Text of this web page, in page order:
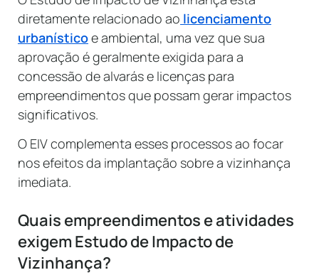
diretamente relacionado ao licenciamento
urbanísticoe ambiental, uma vez que sua
aprovação é geralmente exigida para a
concessão de alvarás e licenças para
empreendimentos que possam gerar impactos
significativos.
O EIV complementa esses processos ao focar
nos efeitos da implantação sobre a vizinhança
imediata.
Quais empreendimentos e atividades
exigem Estudo de Impacto de
Vizinhança?